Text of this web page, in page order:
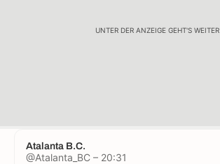
UNTER DER ANZEIGE GEHT'S WEITER
Atalanta B.C.
@Atalanta_BC – 20:31